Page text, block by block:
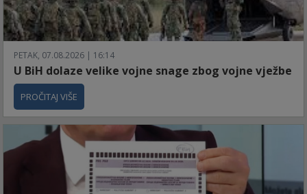
PETAK, 07.08.2026 | 16:14
U BiH dolaze velike vojne snage zbog vojne vježbe
PROČITAJ VIŠE